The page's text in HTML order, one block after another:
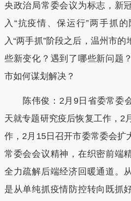
央政治局常委会议为标志，新
入“抗疫情、保运行”两手抓
入“两手抓”阶段之后，温州市
些新变化？遇到了哪些新问题
市如何谋划解决？
陈伟俊：2月9日省委常委会
天就专题研究疫后恢复工作，2
作，2月15日召开市委常委会扩
常委会会议精神，在织密前端
全力疏解后端经济回暖通道。
是从单纯抓疫情防控转向既抓